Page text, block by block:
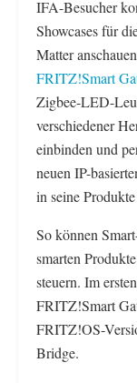
IFA-Besucher
Showcases für
Matter
FRITZ!Smart
Zigbee-LED-
verschiedener
einbinden und
neuen IP-
in seine
So können
smarten
steuern. Im
FRITZ!Smart
FRITZ!OS-
Bridge.